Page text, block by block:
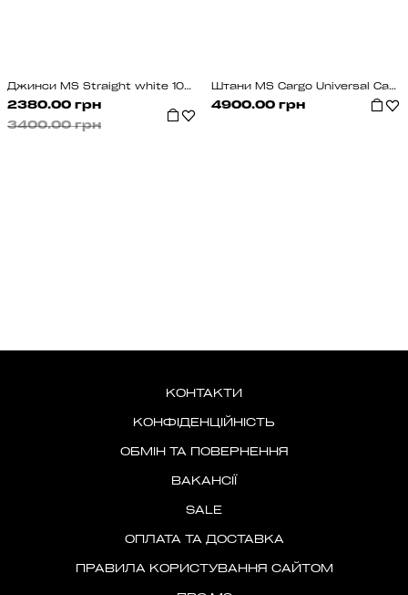
Джинси MS Straight white 1033
2380.00 грн
3400.00 грн
Штани MS Cargo Universal Camo
4900.00 грн
КОНТАКТИ
КОНФІДЕНЦІЙНІСТЬ
ОБМІН ТА ПОВЕРНЕННЯ
ВАКАНСІЇ
SALE
ОПЛАТА ТА ДОСТАВКА
ПРАВИЛА КОРИСТУВАННЯ САЙТОМ